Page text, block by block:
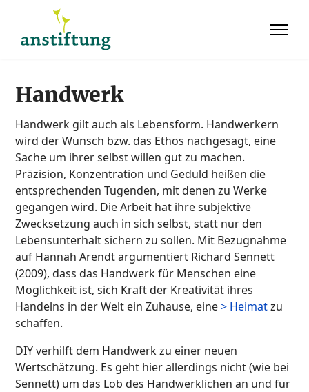
Handwerk
Handwerk gilt auch als Lebensform. Handwerkern
wird der Wunsch bzw. das Ethos nachgesagt, eine
Sache um ihrer selbst willen gut zu machen.
Präzision, Konzentration und Geduld heißen die
entsprechenden Tugenden, mit denen zu Werke
gegangen wird. Die Arbeit hat ihre subjektive
Zwecksetzung auch in sich selbst, statt nur den
Lebensunterhalt sichern zu sollen. Mit Bezugnahme
auf Hannah Arendt argumentiert Richard Sennett
(2009), dass das Handwerk für Menschen eine
Möglichkeit ist, sich Kraft der Kreativität ihres
Handelns in der Welt ein Zuhause, eine> Heimatzu
schaffen.
DIY verhilft dem Handwerk zu einer neuen
Wertschätzung. Es geht hier allerdings nicht (wie bei
Sennett) um das Lob des Handwerklichen an und für